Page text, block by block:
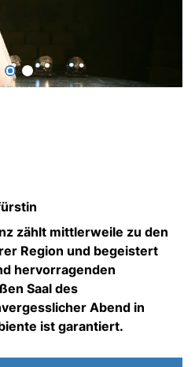
zählt mittlerweile zu den
Region und begeistert
hervorragenden
Saal des
Abend in
ist garantiert.